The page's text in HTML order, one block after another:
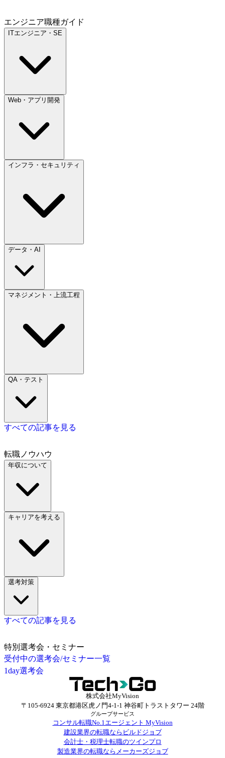
エンジニア職種ガイド
ITエンジニア・SE
Web・アプリ開発
インフラ・セキュリティ
データ・AI
マネジメント・上流工程
QA・テスト
すべての記事を見る
転職ノウハウ
年収について
キャリアを考える
選考対策
すべての記事を見る
特別選考会・セミナー
受付中の選考会/セミナー一覧
1day選考会
株式会社MyVision
〒105-6924 東京都港区虎ノ門4-1-1 神谷町トラストタワー 24階
グループサービス
コンサル転職No.1エージェント MyVision
建設業界の転職ならビルドジョブ
会計士・税理士転職のツインプロ
製造業界の転職ならメーカーズジョブ